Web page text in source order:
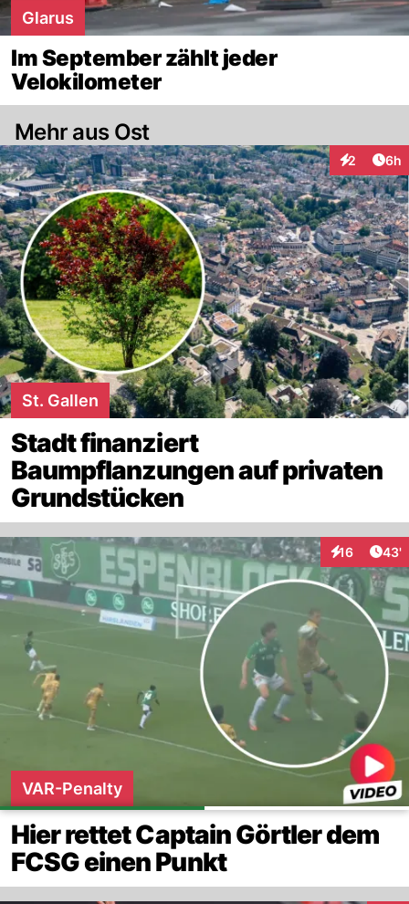
Glarus
Im September zählt jeder
Velokilometer
Mehr aus Ost
2 6h
St. Gallen
Stadt finanziert
Baumpflanzungen auf privaten
Grundstücken
16
Interaktionen
43'
VAR-Penalty
Hier rettet Captain Görtler dem
FCSG einen Punkt